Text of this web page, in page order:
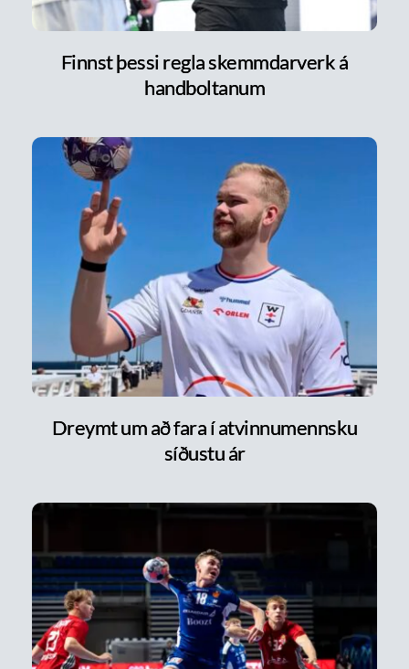
Finnst þessi regla skemmdarverk á
handboltanum
Dreymt um að fara í atvinnumennsku
síðustu ár